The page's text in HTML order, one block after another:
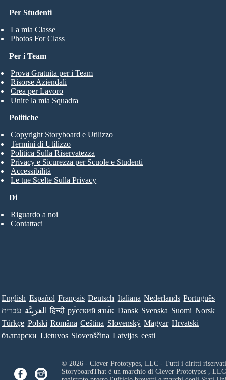
Per Studenti
La mia Classe
Photos For Class
Per i Team
Prova Gratuita per i Team
Risorse Aziendali
Crea per Lavoro
Unire la mia Squadra
Di
Riguardo a noi
Contattaci
Politiche
Copyright Storyboard e Utilizzo
Termini di Utilizzo
Politica Sulla Riservatezza
Privacy e Sicurezza per Scuole e Studenti
Accessibilità
Le tue Scelte Sulla Privacy
English Español Français Deutsch Italiana Nederlands Português
עברית العَرَبِيَّة हिन्दी ру́сский язы́к Dansk Svenska Suomi Norsk
Türkçe Polski Româna Ceština Slovenský Magyar Hrvatski
български Lietuvos Slovenščina Latvijas eesti
© 2026 - Clever Prototypes, LLC - Tutti i diritti
StoryboardThat è un marchio di Clever Prototypes , LLC